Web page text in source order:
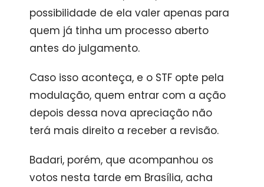
possibilidade de ela valer apenas para
quem já tinha um processo aberto
antes do julgamento.
Caso isso aconteça, e o STF opte pela
modulação, quem entrar com a ação
depois dessa nova apreciação não
terá mais direito a receber a revisão.
Badari, porém, que acompanhou os
votos nesta tarde em Brasília, acha